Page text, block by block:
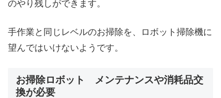
のやり残しができます。
手作業と同じレベルのお掃除を、ロボット掃除機に
望んではいけないようです。
お掃除ロボット メンテナンスや消耗品交
換が必要